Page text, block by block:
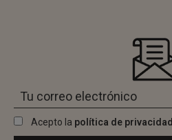
Acepto la política de privacidad